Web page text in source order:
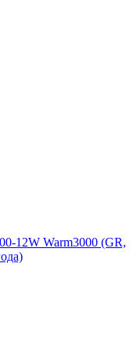
12W Warm3000 (GR,